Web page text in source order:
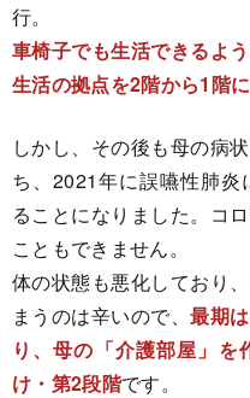
行。
車椅子でも生活できるよ
生活の拠点を2階から1階
しかし、その後も母の病
ち、2021年に誤嚥性肺
ることになりました。コ
こともできません。
体の状態も悪化しており
まうのは辛いので、最期
り、母の「介護部屋」
け・第2段階です。